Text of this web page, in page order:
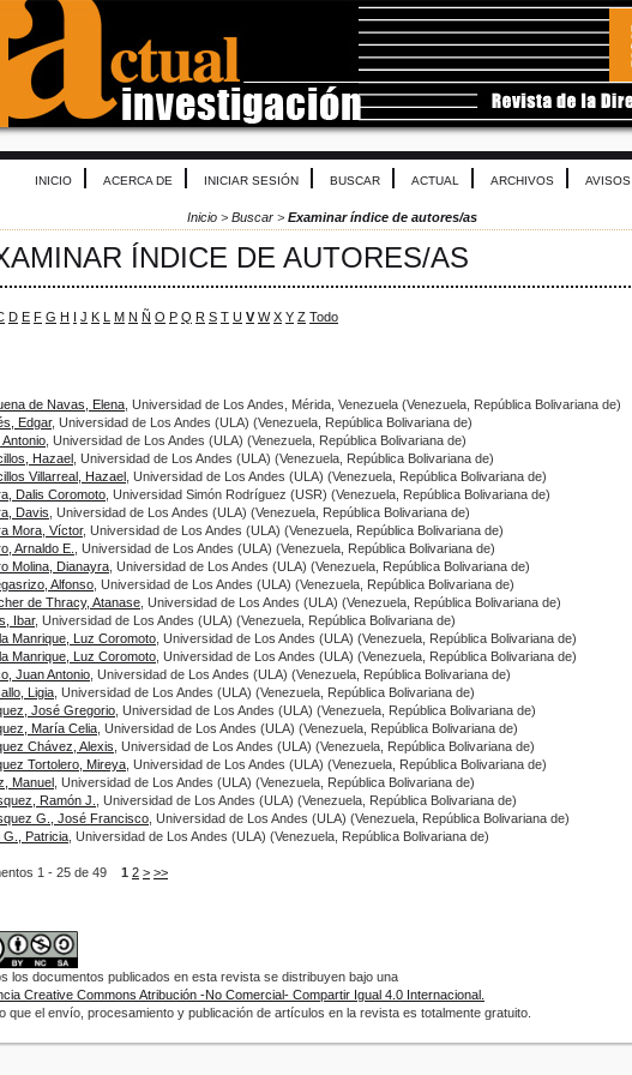
INICIO ACERCA DE INICIAR SESIÓN BUSCAR ACTUAL ARCHIVOS AVISOS
Inicio > Buscar > Examinar índice de autores/as
ÍNDICE DE AUTORES/AS
D E F G H I J K L M N Ñ O P Q R S T U V W X Y Z Todo
de Navas, Elena , Universidad de Los Andes, Mérida, Venezuela (Venezuela, República Bolivariana de)
Edgar, Universidad de Los Andes (ULA) (Venezuela, República Bolivariana de)
Antonio , Universidad de Los Andes (ULA) (Venezuela, República Bolivariana de)
Hazael
, Universidad de Los Andes (ULA) (Venezuela, República Bolivariana de)
Villarreal, Hazael
, Universidad de Los Andes (ULA) (Venezuela, República Bolivariana de)
Dalis Coromoto , Universidad Simón Rodríguez (USR) (Venezuela, República Bolivariana de)
Davis , Universidad de Los Andes (ULA) (Venezuela, República Bolivariana de)
Mora, Víctor, Universidad de Los Andes (ULA) (Venezuela, República Bolivariana de)
Arnaldo E.
, Universidad de Los Andes (ULA) (Venezuela, República Bolivariana de)
Molina, Dianayra , Universidad de Los Andes (ULA) (Venezuela, República Bolivariana de)
Alfonso , Universidad de Los Andes (ULA) (Venezuela, República Bolivariana de)
de Thracy, Atanase , Universidad de Los Andes (ULA) (Venezuela, República Bolivariana de)
Ibar, Universidad de Los Andes (ULA) (Venezuela, República Bolivariana de)
Manrique, Luz Coromoto , Universidad de Los Andes (ULA) (Venezuela, República Bolivariana de)
Manrique, Luz Coromoto , Universidad de Los Andes (ULA) (Venezuela, República Bolivariana de)
Juan Antonio , Universidad de Los Andes (ULA) (Venezuela, República Bolivariana de)
Ligia , Universidad de Los Andes (ULA) (Venezuela, República Bolivariana de)
José Gregorio , Universidad de Los Andes (ULA) (Venezuela, República Bolivariana de)
María Celia , Universidad de Los Andes (ULA) (Venezuela, República Bolivariana de)
Chávez, Alexis , Universidad de Los Andes (ULA) (Venezuela, República Bolivariana de)
Tortolero, Mireya , Universidad de Los Andes (ULA) (Venezuela, República Bolivariana de)
Manuel
, Universidad de Los Andes (ULA) (Venezuela, República Bolivariana de)
Ramón J.
, Universidad de Los Andes (ULA) (Venezuela, República Bolivariana de)
G., José Francisco , Universidad de Los Andes (ULA) (Venezuela, República Bolivariana de)
G., Patricia , Universidad de Los Andes (ULA) (Venezuela, República Bolivariana de)
1 - 25 de 49 1 2 > >>
los documentos publicados en esta revista se distribuyen bajo una
Creative Commons Atribución -No Comercial- Compartir Igual 4.0 Internacional.
que el envío, procesamiento y publicación de artículos en la revista es totalmente gratuito.